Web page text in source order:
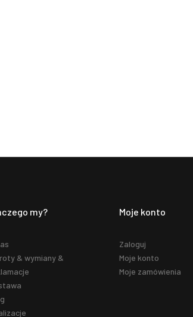
my?
& wymiany &
Moje konto
Zaloguj
Moje konto
Moje zamówienia